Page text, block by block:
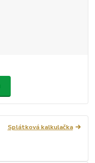
Splátková kalkulačka